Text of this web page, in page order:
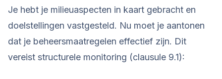
Je hebt je milieuaspecten in kaart gebracht en
doelstellingen vastgesteld. Nu moet je aantonen
dat je beheersmaatregelen effectief zijn. Dit
vereist structurele monitoring (clausule 9.1):